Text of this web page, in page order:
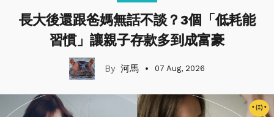
長大後還跟爸媽無話不談？3個「低耗能
習慣」讓親子存款多到成富豪
河馬 07 Aug, 2026